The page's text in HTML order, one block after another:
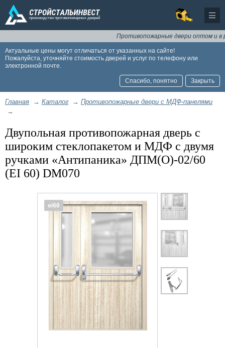
Противопожарные двери оптом и в
Актуальные цены могут отличаться от указанных на сайте!
Пожалуйста, уточняйте стоимость дверей и услуг по телефону или
электронной почте.
Спасибо, понятно Закрыть
Главная → Каталог → Противопожарные двери с МДФ-панелями
→
Двупольная противопожарная дверь с
широким стеклопакетом и МДФ с двумя
ручками «Антипаника» ДПМ(О)-02/60
(EI 60) DM070